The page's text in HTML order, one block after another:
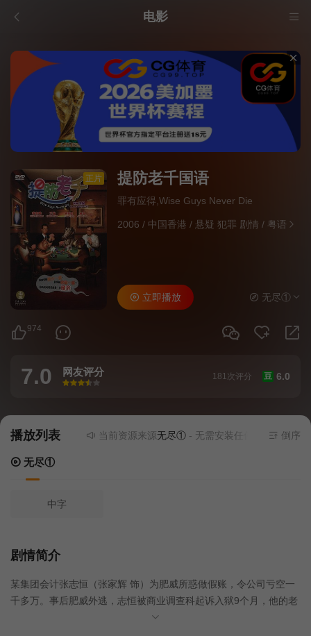
电影
正片 提防老千国语
罪有应得,Wise Guys Never Die
2006 / 中国香港 / 悬疑 犯罪 剧情/ 粤语
974
立即播放 无尽①
7.0 网友评分
很差
较差还行推荐力荐
豆 6.0
181次评分
播放列表 当前资源来源无尽①- 无需安装任何插件 倒序
无尽①
中字
剧情简介
某集团会计张志恒（张家辉 饰）为肥威所惑做假账，令公司亏空一
千多万。事后肥威外逃，志恒被商业调查科起诉入狱9个月，他的老
板更因缺钱致使妻子病故。9个月的牢狱之灾让志恒受尽欺凌与耻